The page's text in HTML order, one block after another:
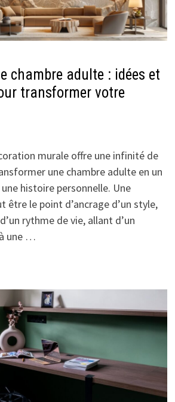
chambre adulte : idées et
transformer votre
murale offre une infinité de
une chambre adulte en un
histoire personnelle. Une
être le point d’ancrage d’un style,
rythme de vie, allant d’un
une …